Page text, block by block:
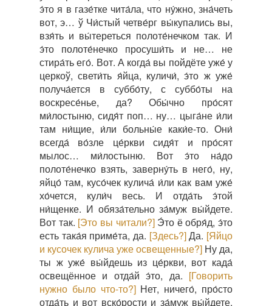
э́то я в газе́тке чита́ла, что ну́жно, зна́четь
вот, э… ў Чи́стый четве́рг вы́купались вы,
взя́ть и вы́тереться полоте́нечком так. И
э́то полоте́нечко просуши́ть и не… не
стира́ть его́. Вот. А когда́ вы пойдёте уже́ у
церкоў, свети́ть я́йца, куличи́, э́то ж уже́
получа́ется в суббо́ту, с суббо́ты на
воскресе́нье, да? Обы́чно про́сят
ми́лостыню, сидя́т поп… ну… цыга́не и́ли
там ни́щие, и́ли больны́е каки́е-то. Они́
всегда́ во́зле це́ркви сидя́т и про́сят
мылос… ми́лостыню. Вот э́то на́до
полоте́нечко взять, заверну́ть в него́, ну,
яйцо́ там, кусо́чек кулича́ и́ли как вам уже́
хо́чется, кули́ч весь. И отда́ть э́той
ни́щенке. И обяза́тельно за́муж вы́йдете.
Вот так. [Это вы читали?]Э́то ё обря́д, э́то
есть така́я приме́та, да. [Здесь?]Да. [Яйцо
и кусочек кулича уже освещенные?] Ну да,
ты ж уже́ вы́йдешь из це́ркви, вот када́
освещённое и отда́й э́то, да. [Говорить
нужно было что-то?]Нет, ничего́, про́сто
отда́ть и вот вско́рости и за́муж вы́йдете.